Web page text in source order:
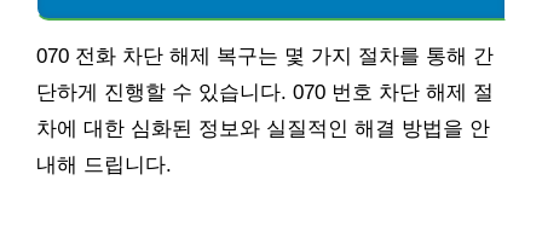
070 전화 차단 해제 복구는 몇 가지 절차를 통해 간
단하게 진행할 수 있습니다. 070 번호 차단 해제 절
차에 대한 심화된 정보와 실질적인 해결 방법을 안
내해 드립니다.